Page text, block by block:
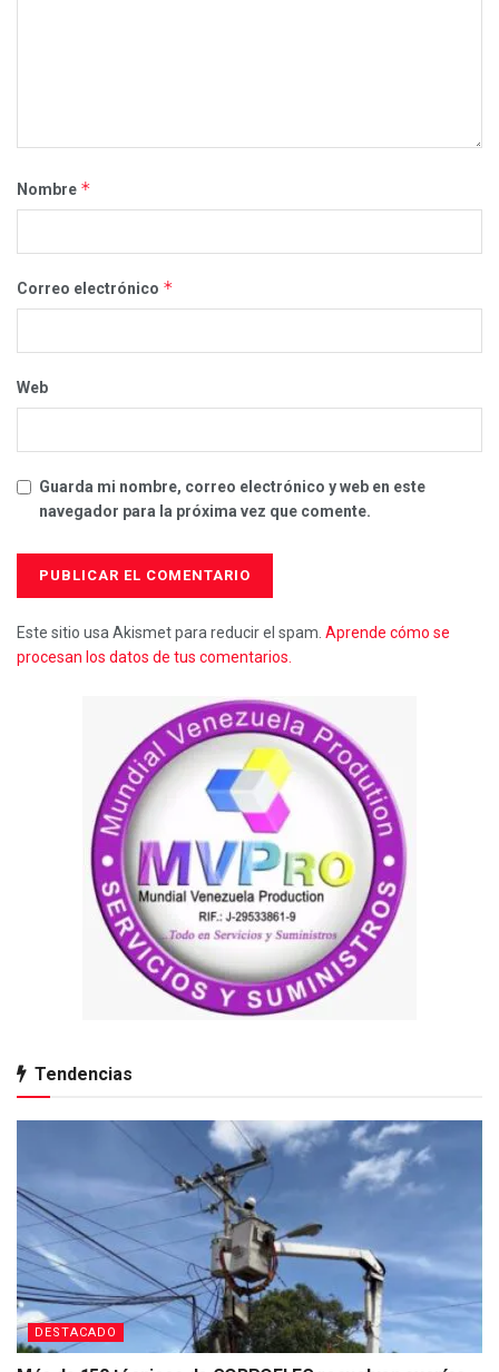
Nombre *
Correo electrónico *
Web
Guarda mi nombre, correo electrónico y web en este
navegador para la próxima vez que comente.
Este sitio usa Akismet para reducir el spam. Aprende cómo se
procesan los datos de tus comentarios.
Tendencias
DESTACADO